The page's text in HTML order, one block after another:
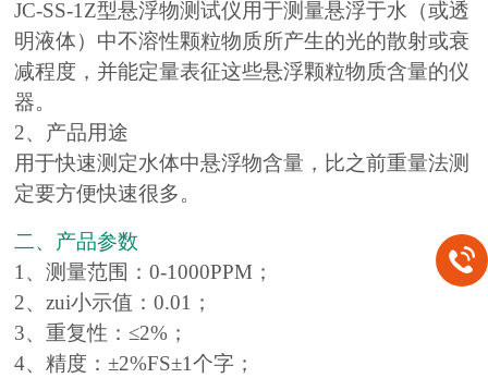
JC-SS-1Z型悬浮物测试仪用于测量悬浮于水（或透
明液体）中不溶性颗粒物质所产生的光的散射或衰
减程度，并能定量表征这些悬浮颗粒物质含量的仪
器。
2、产品用途
用于快速测定水体中悬浮物含量，比之前重量法测
定要方便快速很多。
二、产品参数
1、测量范围：0-1000PPM；
2、zui小示值：0.01；
3、重复性：≤2%；
4、精度：±2%FS±1个字；